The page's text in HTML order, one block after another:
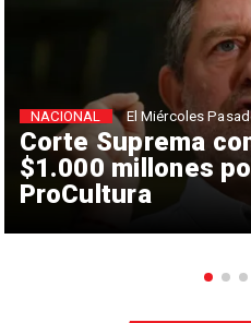
Corte Suprema
$1.000 millones
ProCultura
NACIONAL El Miércoles